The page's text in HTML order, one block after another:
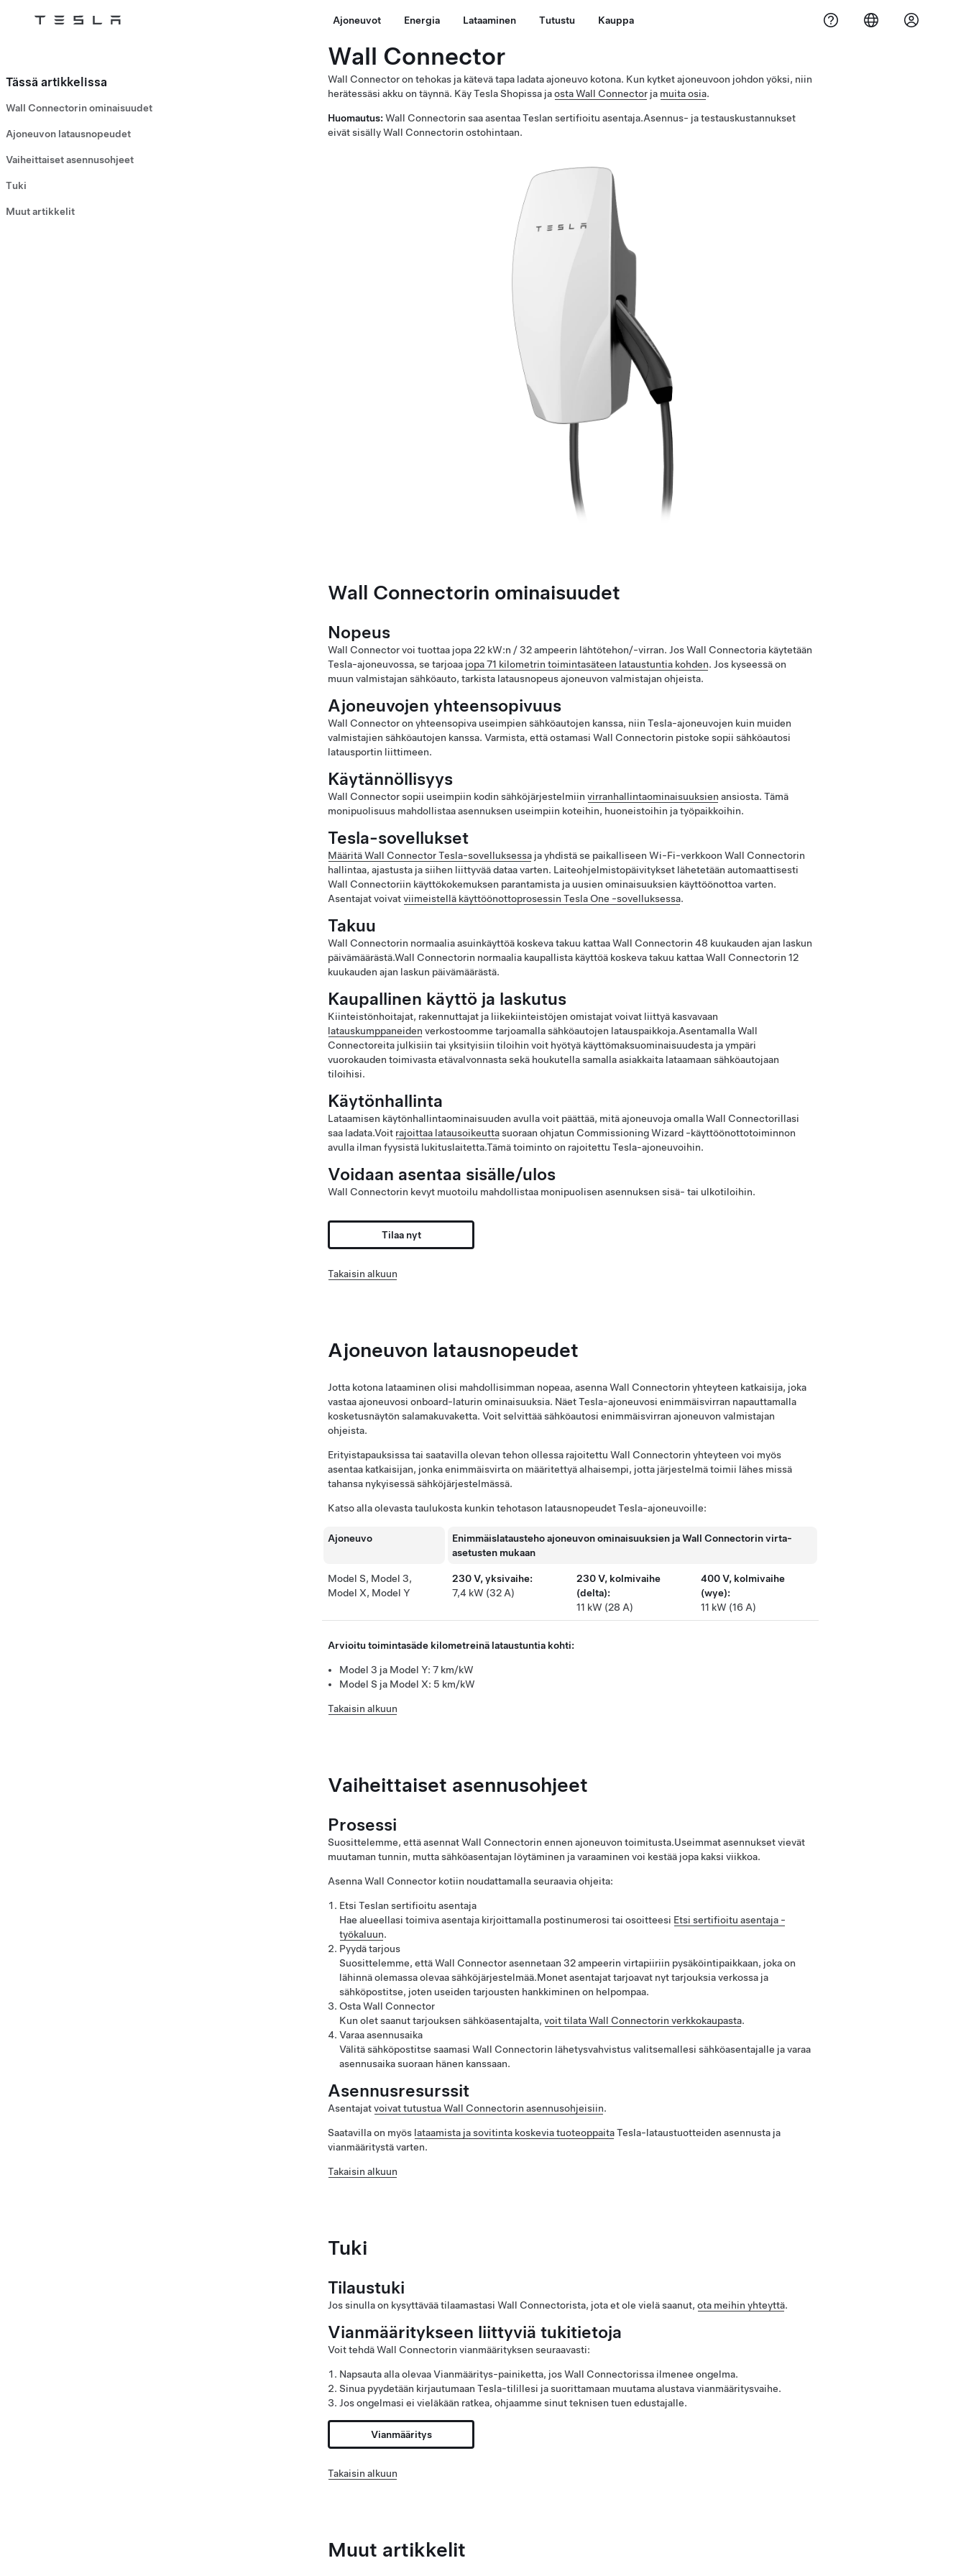
Tesla Ajoneuvot Energia Lataaminen Tutustu Kauppa
Wall Connector
Wall Connector on tehokas ja kätevä tapa ladata ajoneuvo kotona. Kun kytket ajoneuvoon johdon yöksi, niin
herätessäsi akku on täynnä. Käy Tesla Shopissa jaosta Wall Connector ja muita osia.
Huomautus: Wall Connectorin saa asentaa Teslan sertifioitu asentaja.Asennus- ja testauskustannukset
eivät sisälly Wall Connectorin ostohintaan.
Wall Connectorin ominaisuudet
Nopeus
Wall Connector voi tuottaa jopa 22 kW:n / 32 ampeerin lähtötehon/-virran. Jos Wall Connectoria käytetään
Tesla-ajoneuvossa, se tarjoaa jopa 71 kilometrin toimintasäteen lataustuntia kohden. Jos kyseessä on
muun valmistajan sähköauto, tarkista latausnopeus ajoneuvon valmistajan ohjeista.
Ajoneuvojen yhteensopivuus
Wall Connector on yhteensopiva useimpien sähköautojen kanssa, niin Tesla-ajoneuvojen kuin muiden
valmistajien sähköautojen kanssa. Varmista, että ostamasi Wall Connectorin pistoke sopii sähköautosi
latausportin liittimeen.
Käytännöllisyys
Wall Connector sopii useimpiin kodin sähköjärjestelmiin virranhallintaominaisuuksien ansiosta. Tämä
monipuolisuus mahdollistaa asennuksen useimpiin koteihin, huoneistoihin ja työpaikkoihin.
Tesla-sovellukset
Määritä Wall Connector Tesla-sovelluksessa ja yhdistä se paikalliseen Wi-Fi-verkkoon Wall Connectorin
hallintaa, ajastusta ja siihen liittyvää dataa varten. Laiteohjelmistopäivitykset lähetetään automaattisesti
Wall Connectoriin käyttökokemuksen parantamista ja uusien ominaisuuksien käyttöönottoa varten.
Asentajat voivatviimeistellä käyttöönottoprosessin Tesla One -sovelluksessa.
Takuu
Wall Connectorin normaalia asuinkäyttöä koskeva takuu kattaa Wall Connectorin 48 kuukauden ajan laskun
päivämäärästä.Wall Connectorin normaalia kaupallista käyttöä koskeva takuu kattaa Wall Connectorin 12
kuukauden ajan laskun päivämäärästä.
Kaupallinen käyttö ja laskutus
Kiinteistönhoitajat, rakennuttajat ja liikekiinteistöjen omistajat voivat liittyä kasvavaan
latauskumppaneiden verkostoomme tarjoamalla sähköautojen latauspaikkoja.Asentamalla Wall
Connectoreita julkisiin tai yksityisiin tiloihin voit hyötyä käyttömaksuominaisuudesta ja ympäri
vuorokauden toimivasta etävalvonnasta sekä houkutella samalla asiakkaita lataamaan sähköautojaan
tiloihisi.
Käytönhallinta
Lataamisen käytönhallintaominaisuuden avulla voit päättää, mitä ajoneuvoja omalla Wall Connectorillasi
saa ladata.Voit rajoittaa latausoikeuttasuoraan ohjatun Commissioning Wizard -käyttöönottotoiminnon
avulla ilman fyysistä lukituslaitetta.Tämä toiminto on rajoitettu Tesla-ajoneuvoihin.
Voidaan asentaa sisälle/ulos
Wall Connectorin kevyt muotoilu mahdollistaa monipuolisen asennuksen sisä- tai ulkotiloihin.
Tilaa nyt
Takaisin alkuun
Ajoneuvon latausnopeudet
Jotta kotona lataaminen olisi mahdollisimman nopeaa, asenna Wall Connectorin yhteyteen katkaisija, joka
vastaa ajoneuvosi onboard-laturin ominaisuuksia. Näet Tesla-ajoneuvosi enimmäisvirran napauttamalla
kosketusnäytön salamakuvaketta. Voit selvittää sähköautosi enimmäisvirran ajoneuvon valmistajan
ohjeista.
Erityistapauksissa tai saatavilla olevan tehon ollessa rajoitettu Wall Connectorin yhteyteen voi myös
asentaa katkaisijan, jonka enimmäisvirta on määritettyä alhaisempi, jotta järjestelmä toimii lähes missä
tahansa nykyisessä sähköjärjestelmässä.
Katso alla olevasta taulukosta kunkin tehotason latausnopeudet Tesla-ajoneuvoille:
Ajoneuvo
Enimmäislatausteho ajoneuvon ominaisuuksien ja Wall Connectorin virta-
asetusten mukaan
Model S, Model 3,
Model X, Model Y
230 V, yksivaihe:
7,4 kW (32 A)
230 V, kolmivaihe
(delta):
11 kW (28 A)
400 V, kolmivaihe
(wye):
11 kW (16 A)
Arvioitu toimintasäde kilometreinä lataustuntia kohti:
Model 3 ja Model Y: 7 km/kW
Model S ja Model X: 5 km/kW
Takaisin alkuun
Vaiheittaiset asennusohjeet
Prosessi
Suosittelemme, että asennat Wall Connectorin ennen ajoneuvon toimitusta.Useimmat asennukset vievät
muutaman tunnin, mutta sähköasentajan löytäminen ja varaaminen voi kestää jopa kaksi viikkoa.
Asenna Wall Connector kotiin noudattamalla seuraavia ohjeita:
Etsi Teslan sertifioitu asentaja
Hae alueellasi toimiva asentaja kirjoittamalla postinumerosi tai osoitteesi Etsi sertifioitu asentaja -
työkaluun.
Pyydä tarjous
Suosittelemme, että Wall Connector asennetaan 32 ampeerin virtapiiriin pysäköintipaikkaan, joka on
lähinnä olemassa olevaa sähköjärjestelmää.Monet asentajat tarjoavat nyt tarjouksia verkossa ja
sähköpostitse, joten useiden tarjousten hankkiminen on helpompaa.
Osta Wall Connector
Kun olet saanut tarjouksen sähköasentajalta, voit tilata Wall Connectorin verkkokaupasta.
Varaa asennusaika
Välitä sähköpostitse saamasi Wall Connectorin lähetysvahvistus valitsemallesi sähköasentajalle ja varaa
asennusaika suoraan hänen kanssaan.
Asennusresurssit
Asentajatvoivat tutustua Wall Connectorin asennusohjeisiin.
Saatavilla on myös lataamista ja sovitinta koskevia tuoteoppaitaTesla-lataustuotteiden asennusta ja
vianmääritystä varten.
Takaisin alkuun
Tuki
Tilaustuki
Jos sinulla on kysyttävää tilaamastasi Wall Connectorista, jota et ole vielä saanut, ota meihin yhteyttä.
Vianmääritykseen liittyviä tukitietoja
Voit tehdä Wall Connectorin vianmäärityksen seuraavasti:
Napsauta alla olevaa Vianmääritys-painiketta, jos Wall Connectorissa ilmenee ongelma.
Sinua pyydetään kirjautumaan Tesla-tilillesi ja suorittamaan muutama alustava vianmääritysvaihe.
Jos ongelmasi ei vieläkään ratkea, ohjaamme sinut teknisen tuen edustajalle.
Vianmääritys
Takaisin alkuun
Muut artikkelit
Tässä artikkelissa
Wall Connectorin ominaisuudet
Ajoneuvon latausnopeudet
Vaiheittaiset asennusohjeet
Tuki
Muut artikkelit